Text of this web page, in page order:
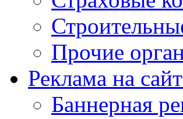
Прочие
Реклама на
Баннерная